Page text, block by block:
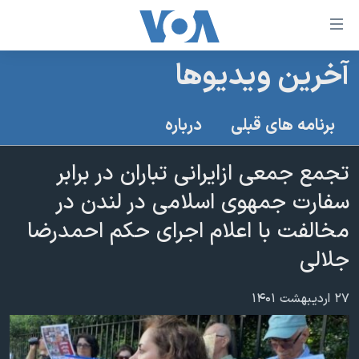
لینکهای
قابل
دسترسی
محتوای
اصلی
جهش
به
صفحه
اصلی
جهش
به
جستجو
خانه
نسخه سبک وب‌سایت
موضوع ها
ایران
آمریکا
جهان
ورزشی
ویژه برنامه‌ها
ویدیوها
برنامه های تلویزیونی
جدول برنامه ها
صفحه‌های ویژه
جام جهانی ۲۰۲۶
۲۵۰سالگی آمریکا
بایگانی برنامه‌های تلویزیونی
فرکانس‌های صدای آمریکا
یادگیری زبان انگلیسی
آخرین ویدیوها
برنامه های قبلی درباره
تجمع جمعی ازایرانی تباران در برابر
سفارت جمهوی اسلامی در لندن در
مخالفت با اعلام اجرای حکم احمدرضا
جلالی
۲۷ اردیبهشت ۱۴۰۱